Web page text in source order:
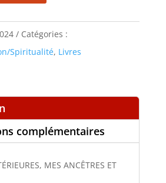
Catégories :
Spiritualité, Livres
complémentaires
MES ANCÊTRES ET